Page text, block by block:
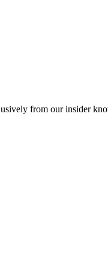
from our insider